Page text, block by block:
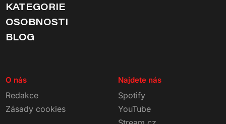
KATEGORIE
OSOBNOSTI
BLOG
O nás
Redakce
Zásady cookies
Najdete nás
Spotify
YouTube